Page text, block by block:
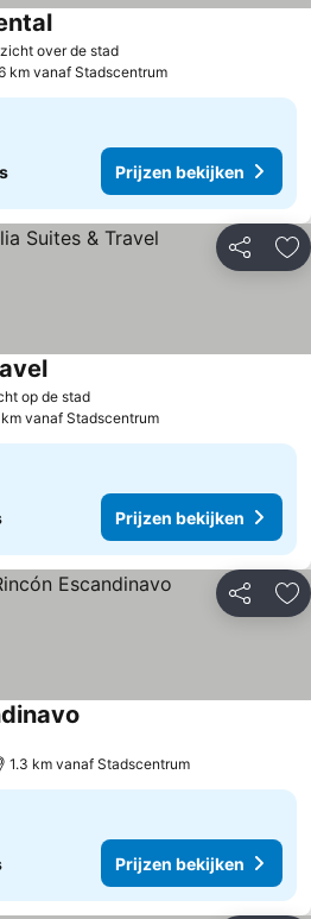
over de stadPrijzen bekijken
Prijzen bekijken
km vanaf Stadscentrum
Prijzen bekijken
Delen
op de stadPrijzen bekijken
Prijzen bekijken
km vanaf Stadscentrum
Prijzen bekijken
Delen
1.3 km vanaf Stadscentrum
Prijzen bekijken